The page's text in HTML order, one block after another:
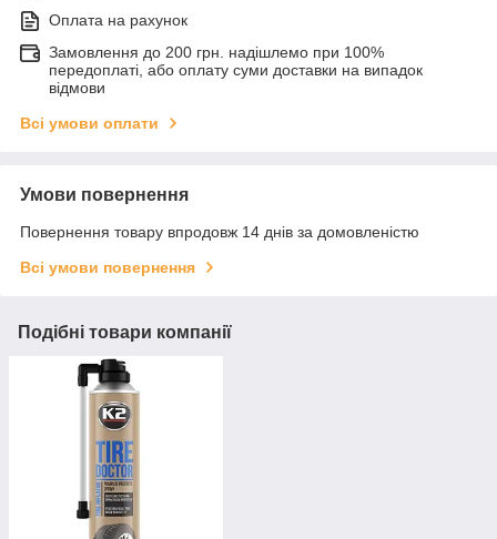
Оплата на рахунок
Замовлення до 200 грн. надішлемо при 100%
передоплаті, або оплату суми доставки на випадок
відмови
Всі умови оплати
Умови повернення
Повернення товару впродовж 14 днів за домовленістю
Всі умови повернення
Подібні товари компанії